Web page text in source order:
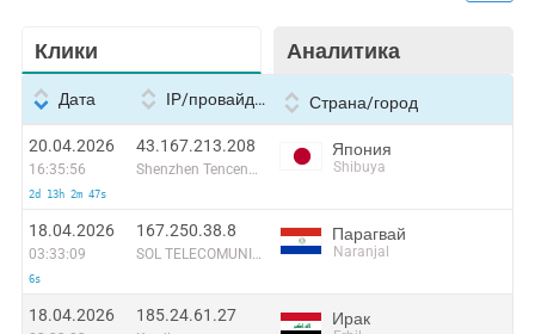
Клики Аналитика
Дата IP/провайдер Страна/город
20.04.2026
16:35:56
2d 13h 2m 47s
43.167.213.208
Shenzhen Tencent Computer Systems Company Limited
Япония
Shibuya
18.04.2026
03:33:09
6s
167.250.38.8
SOL TELECOMUNICACIONES S.A.
Парагвай
Naranjal
18.04.2026 185.24.61.27 Ирак